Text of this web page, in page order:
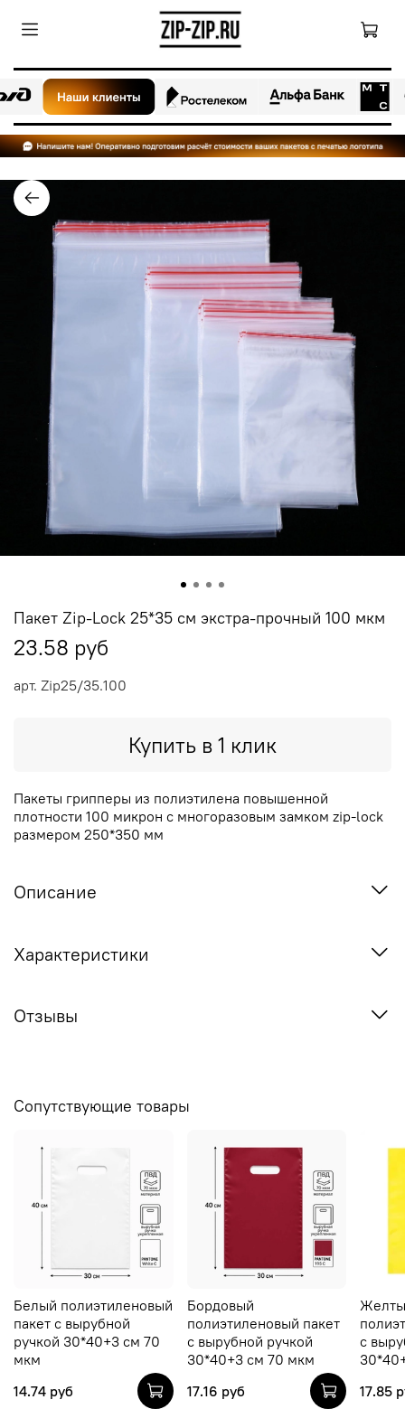
арт. Zip25/35.100
Пакет Zip-Lock 25*35 см экстра-прочный 100 мкм
23.58 руб
Купить в 1 клик
Пакеты грипперы из полиэтилена повышенной
плотности 100 микрон с многоразовым замком zip-lock
размером 250*350 мм
Описание
Характеристики
Отзывы
Сопутствующие товары
Белый полиэтиленовый
пакет с вырубной
ручкой 30*40+3 см 70
мкм
14.74 руб
Бордовый
полиэтиленовый пакет
с вырубной ручкой
30*40+3 см 70 мкм
17.16 руб
с
17.85